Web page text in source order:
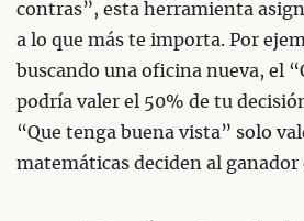
contras”, esta herramienta
a lo que más te importa. Por
buscando una oficina nueva, el
podría valer el 50% de tu
“Que tenga buena vista” solo
matemáticas deciden al